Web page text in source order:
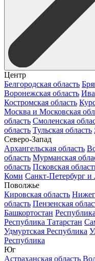
Центр
Белгородская область
Воронежская область
Костромская область
Москва и Московская
область Смоленская
область Тульская область
Северо-Запад
Архангельская область
область Мурманская
область Псковская
Коми Санкт-Петербург и
Поволжье
Кировская область
область Пензенская
Башкортостан
Республика Татарстан
Удмуртская Республика
Республика
Юг
Астраханская область